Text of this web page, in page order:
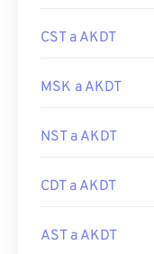
CST a AKDT
MSK a AKDT
NST a AKDT
CDT a AKDT
AST a AKDT